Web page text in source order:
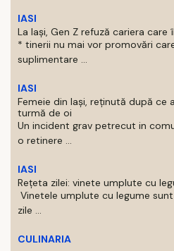
IASI
La Iași, Gen Z refuză cariera care
* tinerii nu mai vor promovări
suplimentare ...
IASI
Femeie din Iași, reținută după
turmă de oi
Un incident grav petrecut in
o retinere ...
IASI
Rețeta zilei: vinete umplute cu
Vinetele umplute cu legume
zile ...
CULINARIA